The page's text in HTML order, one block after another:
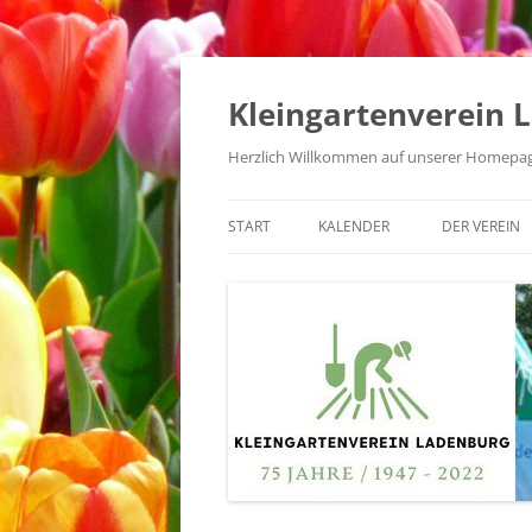
Zum
springen
Kleingartenverein
Herzlich Willkommen auf unserer
START KALENDER DER VEREIN
VORSTAND
SATZUNG